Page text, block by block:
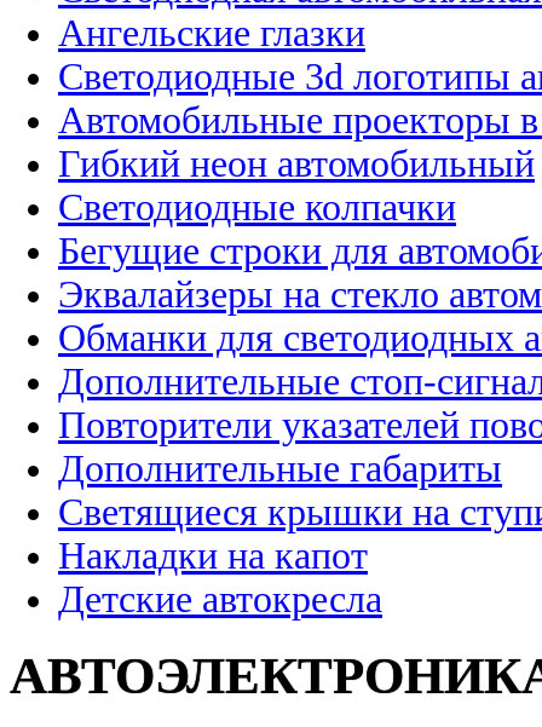
Ангельские глазки
Светодиодные 3d логотипы
Автомобильные проекторы
Гибкий неон автомобильный
Светодиодные колпачки
Бегущие строки для
Эквалайзеры на стекло
Обманки для светодиодных
Дополнительные стоп-
Повторители указателей
Дополнительные габариты
Светящиеся крышки на
Накладки на капот
Детские автокресла